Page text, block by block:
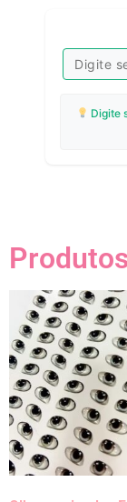
Digite